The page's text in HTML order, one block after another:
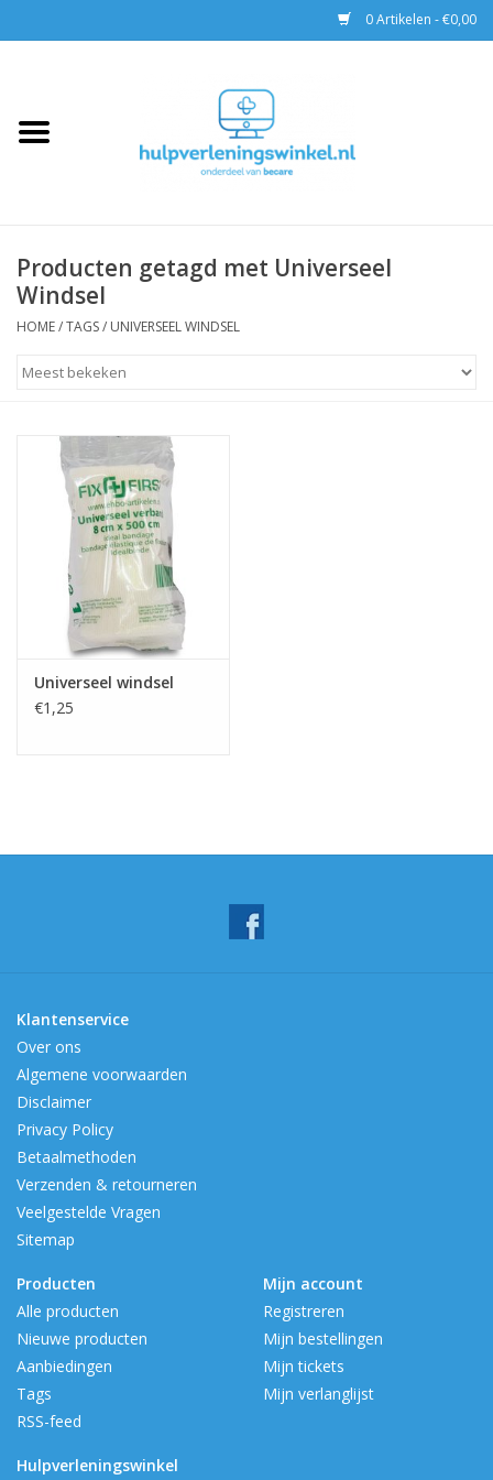
0 Artikelen - €0,00
EHBO
Producten getagd met Universeel
Windsel
HOME/TAGS/ UNIVERSEEL WINDSEL
Universeel windsel
€1,25
Klantenservice
Over ons
Algemene voorwaarden
Disclaimer
Privacy Policy
Betaalmethoden
Verzenden & retourneren
Veelgestelde Vragen
Sitemap
Producten
Alle producten
Nieuwe producten
Aanbiedingen
Tags
RSS-feed
Mijn account
Registreren
Mijn bestellingen
Mijn tickets
Mijn verlanglijst
Hulpverleningswinkel